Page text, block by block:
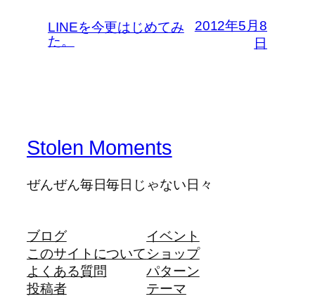
LINEを今更はじめてみ
た。
2012年5月8
日
Stolen Moments
ぜんぜん毎日毎日じゃない日々
ブログ
このサイトについて
よくある質問
投稿者
イベント
ショップ
パターン
テーマ